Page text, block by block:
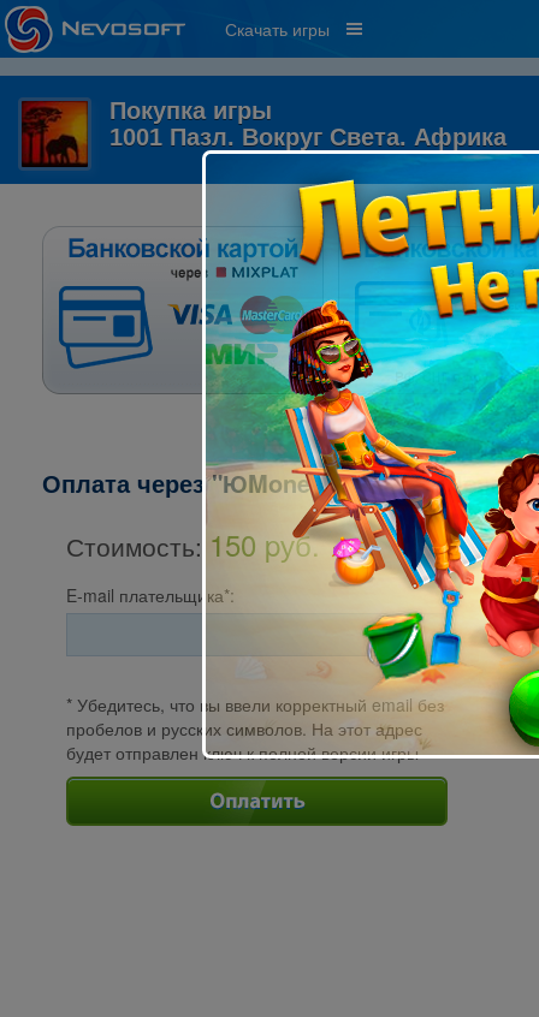
Скачать игры
Покупка игры
1001 Пазл. Вокруг Света. Африка
Оплата через "ЮMoney"
Стоимость: 150 pуб.
E-mail плательщика*:
* Убедитесь, что вы ввели корректный email без
пробелов и русских символов. На этот адрес
будет отправлен ключ к полной версии игры